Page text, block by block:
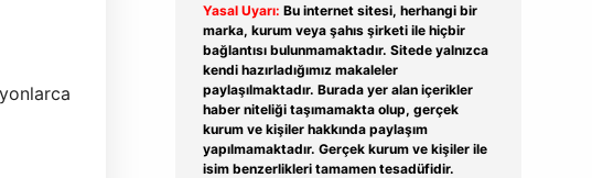
Yasal Uyarı: Bu internet sitesi, herhangi bir
marka, kurum veya şahıs şirketi ile hiçbir
bağlantısı bulunmamaktadır. Sitede yalnızca
kendi hazırladığımız makaleler
paylaşılmaktadır. Burada yer alan içerikler
haber niteliği taşımamakta olup, gerçek
kurum ve kişiler hakkında paylaşım
yapılmamaktadır. Gerçek kurum ve kişiler ile
isim benzerlikleri tamamen tesadüfidir.